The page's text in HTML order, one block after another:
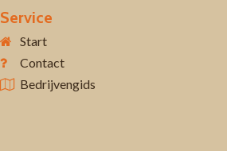
Service
Start
Contact
Bedrijvengids